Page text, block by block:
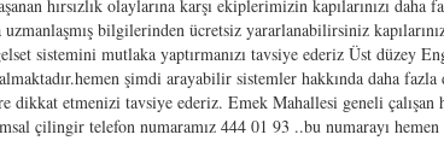
hırsızlık olaylarına karşı ekiplerimizin kapılarınızı daha
bilgilerinden ücretsiz yararlanabilirsiniz
sistemini mutlaka yaptırmanızı tavsiye ederiz Üst düzey
şimdi arayabilir sistemler hakkında daha
dikkat etmenizi tavsiye ederiz. Emek Mahallesi geneli
çilingir telefon numaramız 444 01 93 ..bu numarayı